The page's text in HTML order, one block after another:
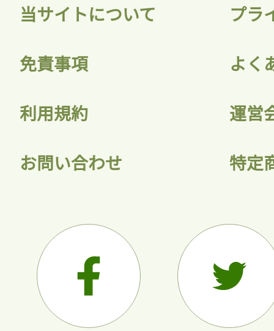
会員登録
当サイトについて プラ
免責事項 よく
利用規約 運営
お問い合わせ 特定